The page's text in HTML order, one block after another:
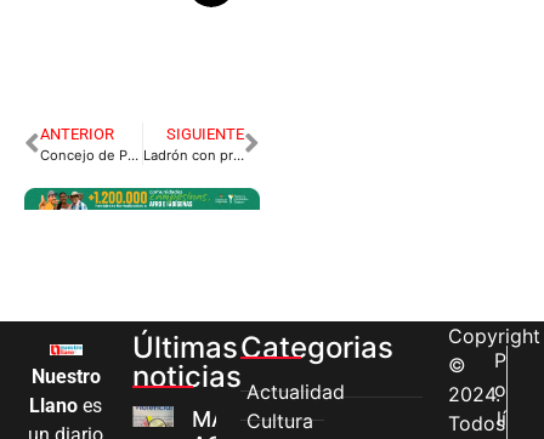
ANTERIOR
Concejo de Puerto López a extras para elegir nuevo personero
SIGUIENTE
Ladrón con prisión domiciliaria andaba por la calle como si nada
Nuestro
Llano es
un diario
Últimas
noticias
MÁS MUJERES
Categorias
Actualidad
Cultura
Copyright
©
2024.
Todos
P
o
lí